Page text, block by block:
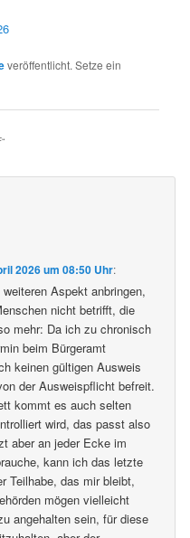
veröffentlicht. Setze ein
“
2026 um 08:50 Uhr:
Aspekt anbringen,
nicht betrifft, die
mehr: Da ich zu chronisch
beim Bürgeramt
keinen gültigen Ausweis
der Ausweispflicht befreit.
kommt es auch selten
wird, das passt also
aber an jeder Ecke im
kann ich das letzte
Teilhabe, das mir bleibt,
mögen vielleicht
angehalten sein, für diese